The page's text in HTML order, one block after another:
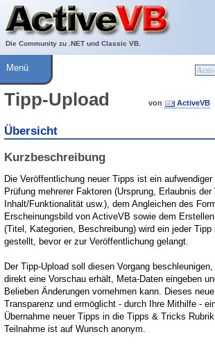
Die Community zu .NET und Classic VB.
Über ActiveVB
Hilfe
Menü
Tipp-Upload von ActiveVB
Übersicht
Kurzbeschreibung
Die Veröffentlichung neuer Tipps ist ein aufwendiger
Prüfung mehrerer Faktoren (Ursprung, Erlaubnis der
Inhalt/Funktionalität usw.), dem Angleichen des
Erscheinungsbild von ActiveVB sowie dem
(Titel, Kategorien, Beschreibung) wird ein jeder
gestellt, bevor er zur Veröffentlichung gelangt.
Der Tipp-Upload soll diesen Vorgang
direkt eine Vorschau erhält, Meta-Daten eingeben
Belieben Änderungen vornehmen kann. Dieses
Transparenz und ermöglicht - durch Ihre Mithilfe -
Übernahme neuer Tipps in die Tipps & Tricks
Teilnahme ist auf Wunsch anonym.